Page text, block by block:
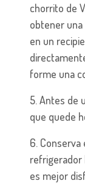
chorrito de
obtener una
en un
forme una
5. Antes de
que quede
6.
refrigerador
es mejor